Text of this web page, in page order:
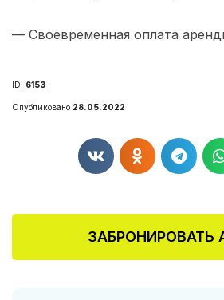
— Своевременная оплата
ID: 6153
Опубликовано 28.05.2022
ЗАБРОНИРОВАТЬ